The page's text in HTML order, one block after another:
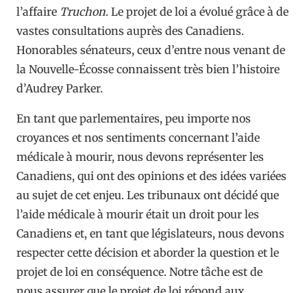
l’affaire Truchon. Le projet de loi a évolué grâce à de
vastes consultations auprès des Canadiens.
Honorables sénateurs, ceux d’entre nous venant de
la Nouvelle-Écosse connaissent très bien l’histoire
d’Audrey Parker.
En tant que parlementaires, peu importe nos
croyances et nos sentiments concernant l’aide
médicale à mourir, nous devons représenter les
Canadiens, qui ont des opinions et des idées variées
au sujet de cet enjeu. Les tribunaux ont décidé que
l’aide médicale à mourir était un droit pour les
Canadiens et, en tant que législateurs, nous devons
respecter cette décision et aborder la question et le
projet de loi en conséquence. Notre tâche est de